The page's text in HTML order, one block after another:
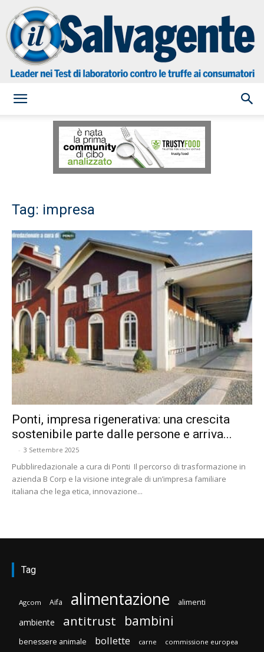
Salvagente
Tag: impresa
Ponti, impresa rigenerativa: una crescita
sostenibile parte dalle persone e arriva...
- 3 Settembre 2025
Pubbliredazionale a cura di Ponti Il percorso di trasformazione in
azienda B Corp e la visione integrale di un’impresa familiare
italiana che lega etica, innovazione...
Tag
Agcom Aifa alimentazione alimenti
ambiente antitrust bambini
benessere animale bollette carne commissione europea